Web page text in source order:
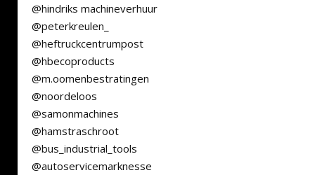
@hindriks machineverhuur
@peterkreulen_
@heftruckcentrumpost
@hbecoproducts
@m.oomenbestratingen
@noordeloos
@samonmachines
@hamstraschroot
@bus_industrial_tools
@autoservicemarknesse